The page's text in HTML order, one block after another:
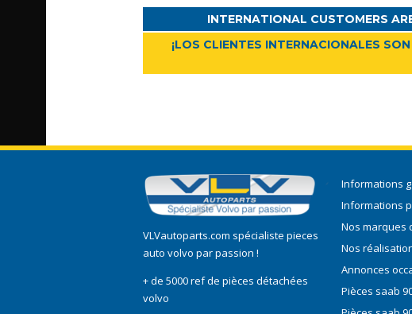
INTERNATIONAL CUSTOMERS
¡LOS CLIENTES INTERNACIONALES
VLVautoparts.com spécialiste pieces
auto volvo par passion !
+ de 5000 ref de pièces détachées
volvo
Informations
Informations
Nos marques
Nos
Annonces
Pièces saab